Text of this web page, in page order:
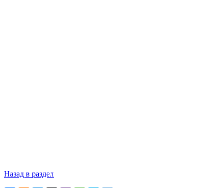
Назад в раздел